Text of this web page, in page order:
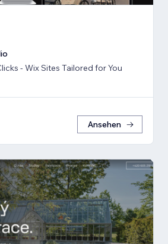
- Wix Sites Tailored for You
Ansehen